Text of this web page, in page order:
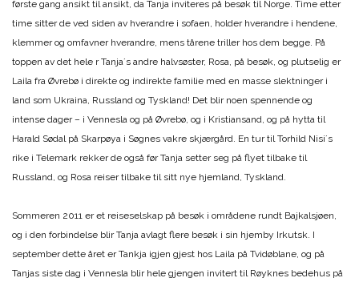
første gang ansikt til ansikt, da Tanja inviteres på besøk til Norge. Time etter
time sitter de ved siden av hverandre i sofaen, holder hverandre i hendene,
klemmer og omfavner hverandre, mens tårene triller hos dem begge. På
toppen av det hele r Tanja´s andre halvsøster, Rosa, på besøk, og plutselig er
Laila fra Øvrebø i direkte og indirekte familie med en masse slektninger i
land som Ukraina, Russland og Tyskland! Det blir noen spennende og
intense dager – i Vennesla og på Øvrebø, og i Kristiansand, og på hytta til
Harald Sødal på Skarpøya i Søgnes vakre skjærgård. En tur til Torhild Nisi´s
rike i Telemark rekker de også før Tanja setter seg på flyet tilbake til
Russland, og Rosa reiser tilbake til sitt nye hjemland, Tyskland.
Sommeren 2011 er et reiseselskap på besøk i områdene rundt Bajkalsjøen,
og i den forbindelse blir Tanja avlagt flere besøk i sin hjemby Irkutsk. I
september dette året er Tankja igjen gjest hos Laila på Tvidøblane, og på
Tanjas siste dag i Vennesla blir hele gjengen invitert til Røyknes bedehus på